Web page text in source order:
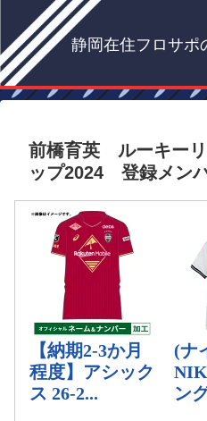
静岡在住フロサポ
前橋育英 ルーキー
ップ2024 登録メン